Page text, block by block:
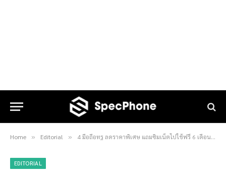
Home » Editorial » 4 มือถือทรู ลดราคาพิเศษ แถมซิมเน็ตไปใช้ฟรี 6 เดือน ใช้แอพเป๋าตังได้
EDITORIAL